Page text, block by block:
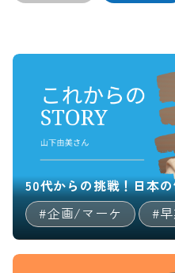
50代からの挑戦！日本
#企画/マーケ
#